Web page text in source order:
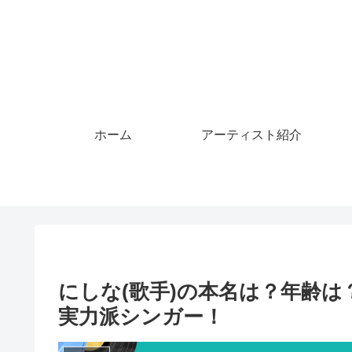
ホーム アーティスト紹介
にしな(歌手)の本名は？年齢
実力派シンガー！